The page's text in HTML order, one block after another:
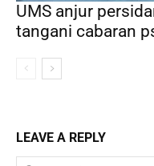
UMS anjur
tangani cabaran
LEAVE A REPLY